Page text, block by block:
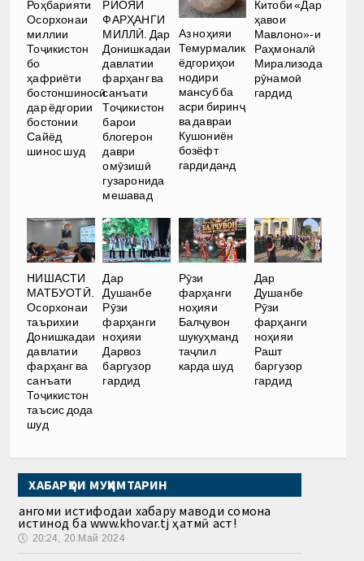
Роҳбарияти
Осорхонаи
миллии
Тоҷикистон
бо
ҳафриёти
бостоншиносӣ
дар ёдгории
бостонии
Сайёд
шинос шуд
РИОЯИ
ФАРҲАНГИ
МИЛЛӢ. Дар
Донишкадаи
давлатии
фарҳанг ва
санъати
Тоҷикистон
барои
блогерон
даври
омӯзишӣ
гузаронида
мешавад
Аз ноҳияи
Темурмалик
ёдгориҳои
нодири
мансуб ба
асри биринҷ
ва давраи
Кушониён
бозёфт
гардиданд
Китоби «Дар
ҳавои
Мавлоно»-и
Раҳмоналӣ
Мирализода
рӯнамоӣ
гардид
НИШАСТИ
МАТБУОТӢ.
Осорхонаи
таърихии
Донишкадаи
давлатии
фарҳанг ва
санъати
Тоҷикистон
таъсис дода
шуд
Дар
Душанбе
Рӯзи
фарҳанги
ноҳияи
Дарвоз
баргузор
гардид
Рӯзи
фарҳанги
ноҳияи
Балҷувон
шукуҳманд
таҷлил
карда шуд
Дар
Душанбе
Рӯзи
фарҳанги
ноҳияи
Рашт
баргузор
гардид
ХАБАРҲОИ МУҲИМТАРИН
Ҳангоми истифодаи хабару маводи сомона
истинод ба www.khovar.tj ҳатмӣ аст!
🕔 20:24, 20.Май 2024